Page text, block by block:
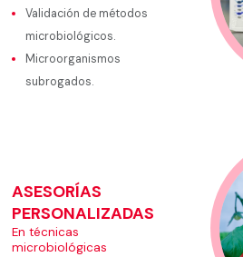
Validación de métodos
microbiológicos.
Microorganismos
subrogados.
ASESORÍAS
PERSONALIZADAS
En técnicas
microbiológicas